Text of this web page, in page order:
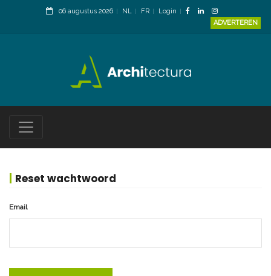
06 augustus 2026 NL FR
Login
ADVERTEREN
Reset wachtwoord
Email